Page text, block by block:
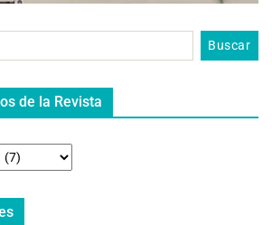
de la Revista